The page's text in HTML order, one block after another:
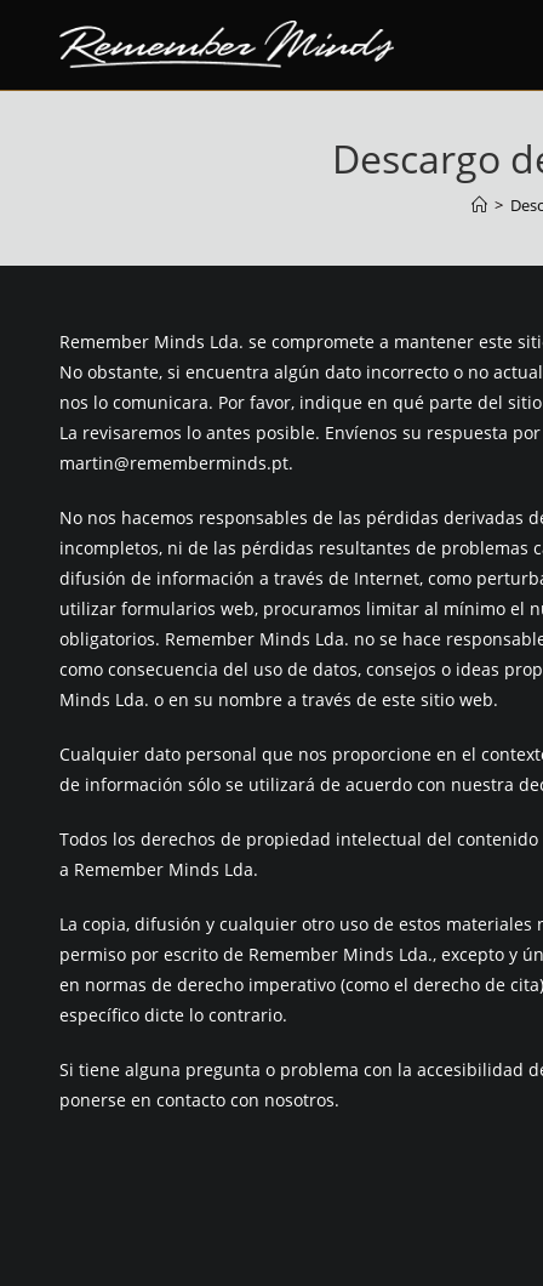
contenido
Descargo
>
Remember Minds Lda. se compromete a mantener este
No obstante, si encuentra algún dato incorrecto o no
nos lo comunicara. Por favor, indique en qué parte del
La revisaremos lo antes posible. Envíenos su respuesta
martin@rememberminds.pt.
No nos hacemos responsables de las pérdidas derivadas
incompletos, ni de las pérdidas resultantes de problemas
difusión de información a través de Internet, como
utilizar formularios web, procuramos limitar al mínimo el
obligatorios. Remember Minds Lda. no se hace
como consecuencia del uso de datos, consejos o ideas
Minds Lda. o en su nombre a través de este sitio web.
Cualquier dato personal que nos proporcione en el
de información sólo se utilizará de acuerdo con nuestra
Todos los derechos de propiedad intelectual del
a Remember Minds Lda.
La copia, difusión y cualquier otro uso de estos
permiso por escrito de Remember Minds Lda., excepto y
en normas de derecho imperativo (como el derecho de
específico dicte lo contrario.
Si tiene alguna pregunta o problema con la accesibilidad
ponerse en contacto con nosotros.